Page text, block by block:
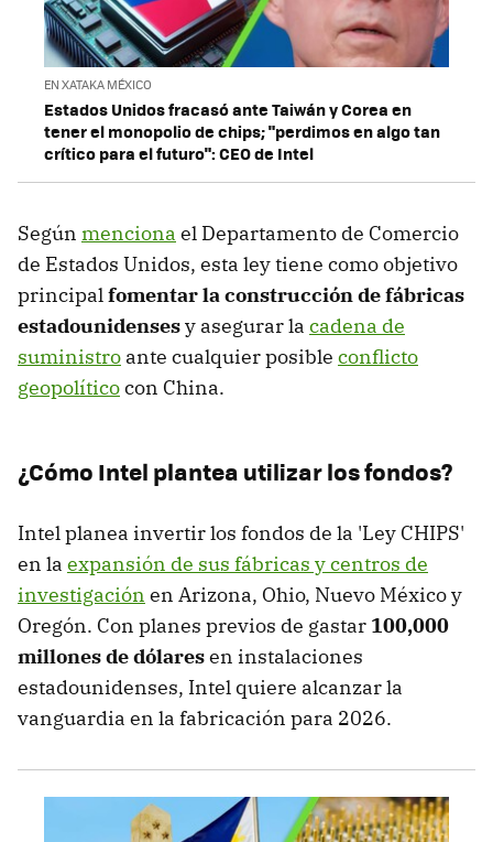
EN XATAKA MÉXICO
Estados Unidos fracasó ante Taiwán y Corea en
tener el monopolio de chips; "perdimos en algo tan
crítico para el futuro": CEO de Intel
Según menciona el Departamento de Comercio
de Estados Unidos, esta ley tiene como objetivo
principalfomentar laconstrucción de fábricas
estadounidensesy asegurar la cadena de
suministro ante cualquier posible conflicto
geopolíticocon China.
¿Cómo Intel plantea utilizar los fondos?
Intel planea invertir los fondos de la 'Ley CHIPS'
en la expansión de sus fábricas y centros de
investigación en Arizona, Ohio, Nuevo México y
Oregón. Con planes previos de gastar 100,000
millones de dólaresen instalaciones
estadounidenses, Intel quiere alcanzar la
vanguardia en la fabricación para 2026.